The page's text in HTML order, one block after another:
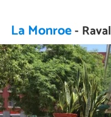
La Monroe- Raval